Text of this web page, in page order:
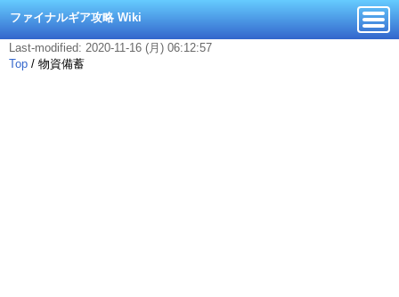
ファイナルギア攻略 Wiki
Last-modified: 2020-11-16 (月) 06:12:57
Top / 物資備蓄